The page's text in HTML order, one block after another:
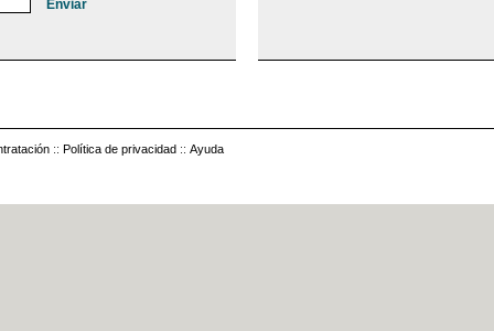
:: Política de privacidad :: Ayuda